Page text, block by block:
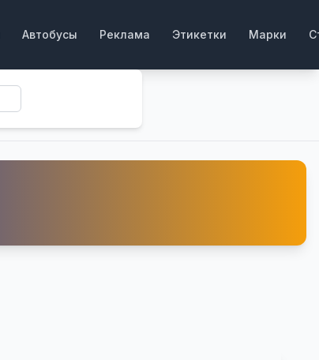
Автобусы Реклама Этикетки Марки